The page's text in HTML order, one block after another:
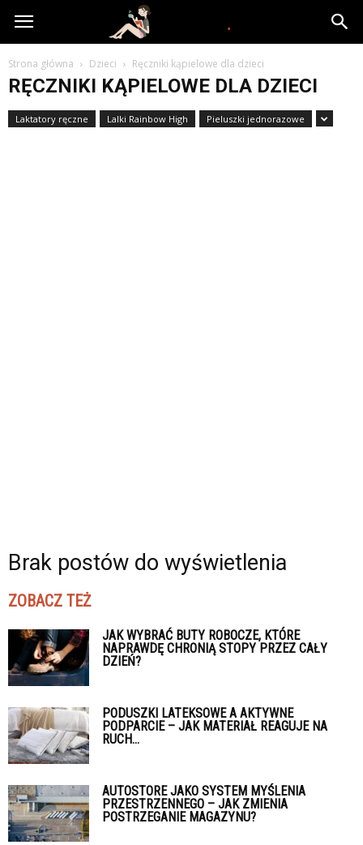
www.yooki.pl
Strona główna Dzieci Ręczniki kąpielowe dla dzieci
RĘCZNIKI KĄPIELOWE DLA DZIECI
Laktatory ręczne Lalki Rainbow High Pieluszki jednorazowe
Brak postów do wyświetlenia
ZOBACZ TEŻ
JAK WYBRAĆ BUTY ROBOCZE, KTÓRE
NAPRAWDĘ CHRONIĄ STOPY PRZEZ CAŁY
DZIEŃ?
PODUSZKI LATEKSOWE A AKTYWNE
PODPARCIE – JAK MATERIAŁ REAGUJE NA
RUCH...
AUTOSTORE JAKO SYSTEM MYŚLENIA
PRZESTRZENNEGO – JAK ZMIENIA
POSTRZEGANIE MAGAZYNU?